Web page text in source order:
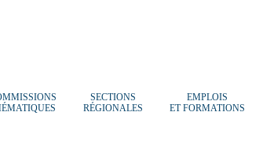
SECTIONS
RÉGIONALES
EMPLOIS
ET FORMATIONS